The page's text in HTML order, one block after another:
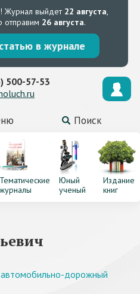
Журнал выйдет 22 августа,
отправим 26 августа.
в журнале
Поиск
500-57-53
Тематические
журналы
Юный
ученый
Издание
книг
автомобильно-дорожный